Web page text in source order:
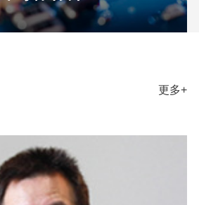
更多+